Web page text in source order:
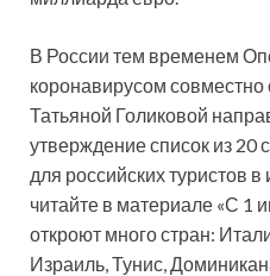
В России тем временем
коронавирусом совместно
Татьяной Голиковой
утверждение список из 20
для российских туристов
читайте в материале «С 1
откроют много стран:
Израиль, Тунис,